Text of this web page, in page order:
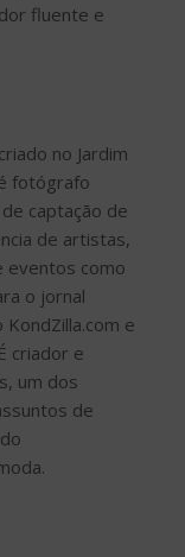
fluente e
no Jardim
fotógrafo
captação de
de artistas,
eventos como
o jornal
e
criador e
um dos
de